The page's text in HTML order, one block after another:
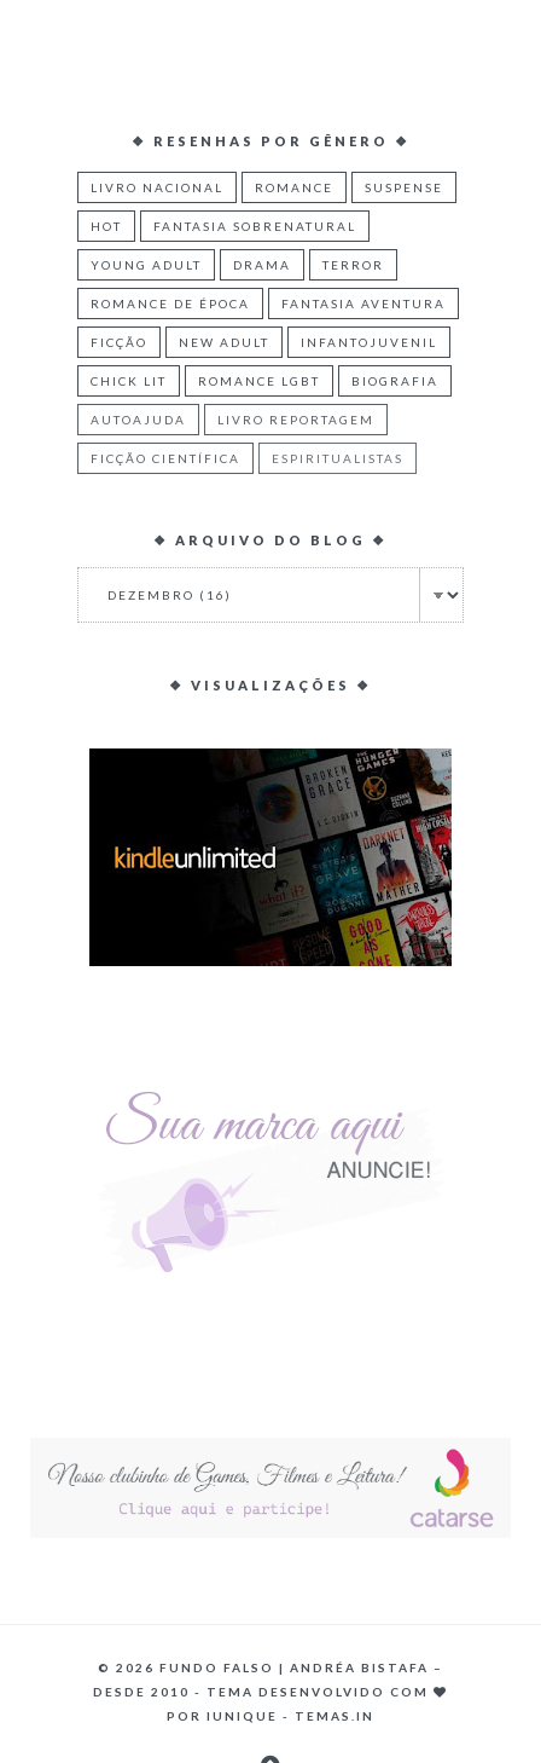
❖ RESENHAS POR GÊNERO ❖
LIVRO NACIONAL ROMANCE SUSPENSE
HOT FANTASIA SOBRENATURAL
YOUNG ADULT DRAMA TERROR
ROMANCE DE ÉPOCA FANTASIA AVENTURA
FICÇÃO NEW ADULT INFANTOJUVENIL
CHICK LIT ROMANCE LGBT BIOGRAFIA
AUTOAJUDA LIVRO REPORTAGEM
FICÇÃO CIENTÍFICA ESPIRITUALISTAS
❖ ARQUIVO DO BLOG ❖
❖ VISUALIZAÇÕES ❖
© 2026 FUNDO FALSO | ANDRÉA BISTAFA –
DESDE 2010 - TEMA DESENVOLVIDO COM
POR IUNIQUE - TEMAS.IN